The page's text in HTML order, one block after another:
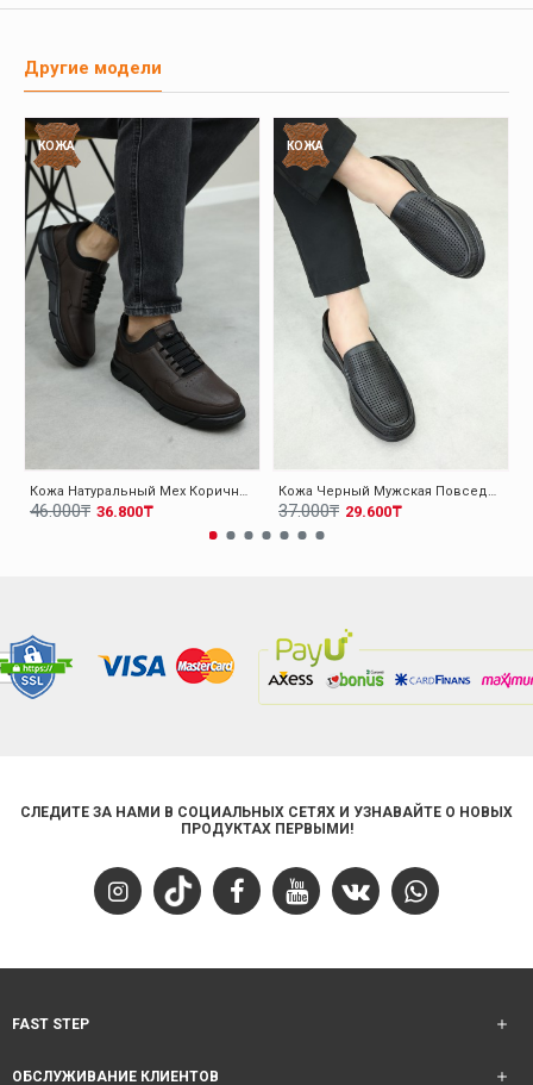
Другие модели
КОЖА
Кожа Натуральный Мех Коричневый Мужская Повседневная Обувь 126KMA137
36.800₸
46.000₸
КОЖА
Кожа Черный Мужская Повседневная Обувь 126MA001
29.600₸
37.000₸
СЛЕДИТЕ ЗА НАМИ В СОЦИАЛЬНЫХ СЕТЯХ И УЗНАВАЙТЕ О НОВЫХ
ПРОДУКТАХ ПЕРВЫМИ!
FAST STEP
ОБСЛУЖИВАНИЕ КЛИЕНТОВ